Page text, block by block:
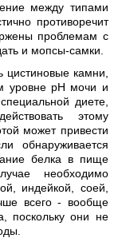
между типами
противоречит
проблемам с
и мопсы-самки.
цистиновые камни,
уровне рН мочи и
диете,
этому
может привести
обнаруживается
белка в пище
необходимо
индейкой, соей,
всего - вообще
поскольку они не